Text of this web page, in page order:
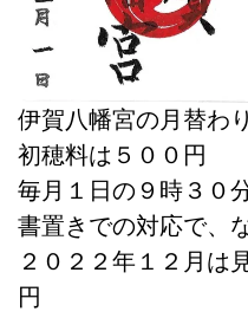
伊賀八幡宮の月替わ
初穂料は５００円
毎月１日の９時３０
書置きでの対応で、
２０２２年１２月は
円